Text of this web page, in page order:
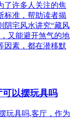
了许多人关注的焦
标准，帮助读者揭
阴宅风水讲究“藏风
又能避开煞气的地
因素，都在潜移默
以摆玩具吗
玩具吗,客厅，作为